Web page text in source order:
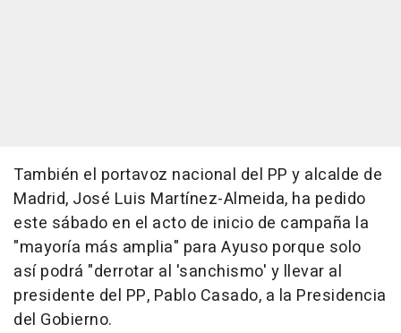
También el portavoz nacional del PP y alcalde de
Madrid, José Luis Martínez-Almeida, ha pedido
este sábado en el acto de inicio de campaña la
"mayoría más amplia" para Ayuso porque solo
así podrá "derrotar al 'sanchismo' y llevar al
presidente del PP, Pablo Casado, a la Presidencia
del Gobierno.